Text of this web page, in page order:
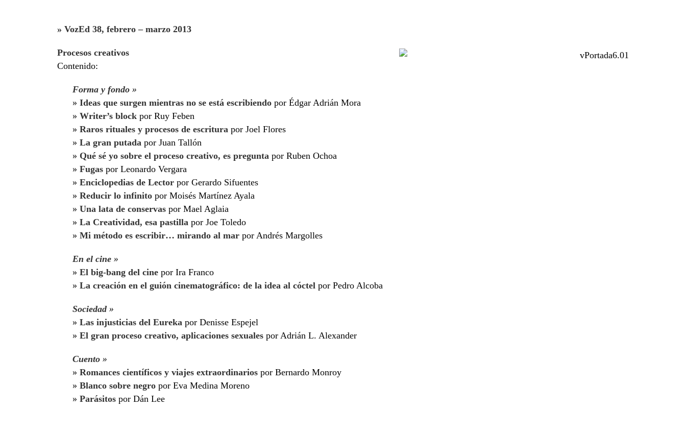
» VozEd 38, febrero – marzo 2013
Procesos creativos
Contenido:
Forma y fondo »
» Ideas que surgen mientras no se está escribiendo por Édgar Adrián Mora
» Writer’s block por Ruy Feben
» Raros rituales y procesos de escritura por Joel Flores
» La gran putada por Juan Tallón
» Qué sé yo sobre el proceso creativo, es pregunta por Ruben Ochoa
» Fugas por Leonardo Vergara
» Enciclopedias de Lector por Gerardo Sifuentes
» Reducir lo infinito por Moisés Martínez Ayala
» Una lata de conservas por Mael Aglaia
» La Creatividad, esa pastilla por Joe Toledo
» Mi método es escribir… mirando al mar por Andrés Margolles
En el cine »
» El big-bang del cine por Ira Franco
» La creación en el guión cinematográfico: de la idea al cóctel por Pedro Alcoba
Sociedad »
» Las injusticias del Eureka por Denisse Espejel
» El gran proceso creativo, aplicaciones sexuales por Adrián L. Alexander
Cuento »
» Romances científicos y viajes extraordinarios por Bernardo Monroy
» Blanco sobre negro por Eva Medina Moreno
» Parásitos por Dán Lee